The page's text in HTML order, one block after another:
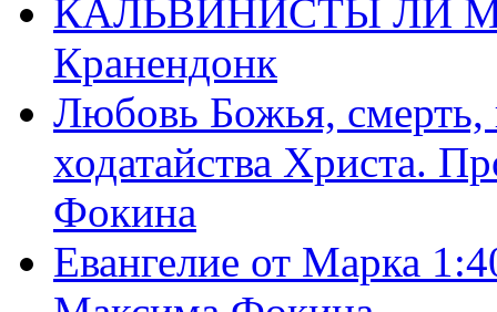
КАЛЬВИНИСТЫ ЛИ
Кранендонк
Любовь Божья, смерть,
ходатайства Христа.
Фокина
Евангелие от Марка